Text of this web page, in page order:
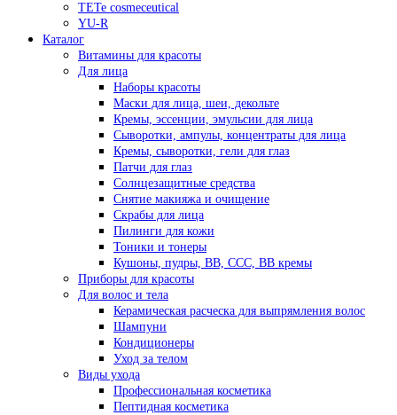
TETe cosmeceutical
YU-R
Каталог
Витамины для красоты
Для лица
Наборы красоты
Маски для лица, шеи, декольте
Кремы, эссенции, эмульсии для лица
Сыворотки, ампулы, концентраты для лица
Кремы, сыворотки, гели для глаз
Патчи для глаз
Солнцезащитные средства
Снятие макияжа и очищение
Скрабы для лица
Пилинги для кожи
Тоники и тонеры
Кушоны, пудры, ВВ, ССС, ВВ кремы
Приборы для красоты
Для волос и тела
Керамическая расческа для выпрямления волос
Шампуни
Кондиционеры
Уход за телом
Виды ухода
Профессиональная косметика
Пептидная косметика